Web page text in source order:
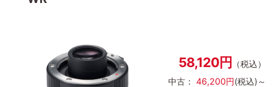
58,120円 （税込）
中古： 46,200円(税込)～